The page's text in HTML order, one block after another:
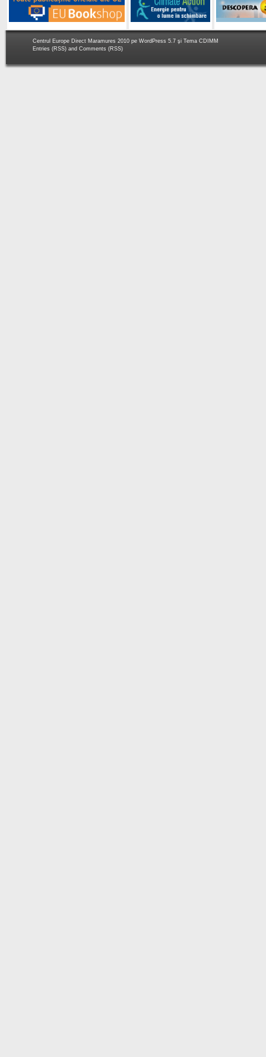
Centrul Europe Direct Maramures 2010 pe WordPress 5.7 şi Tema CDIMM
Entries (RSS) and Comments (RSS)